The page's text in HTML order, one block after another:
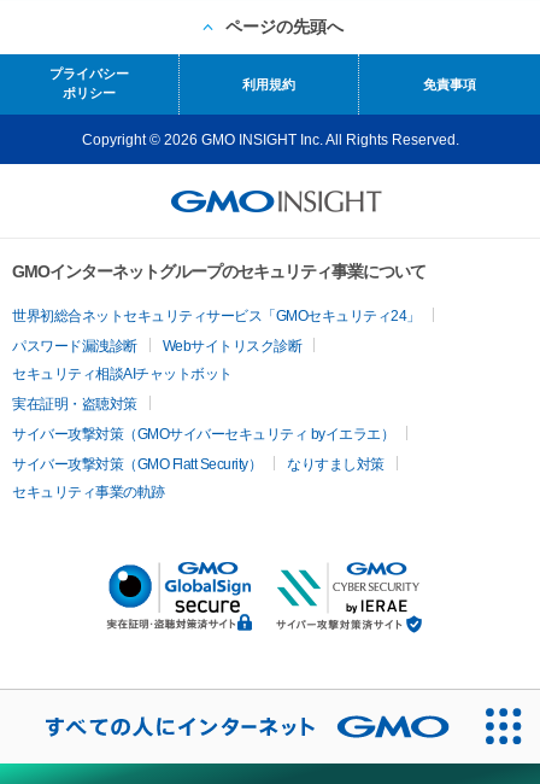
ページの先頭へ
プライバシー
ポリシー
利用規約 免責事項
Copyright © 2026 GMO INSIGHT Inc. All Rights Reserved.
GMOインターネットグループのセキュリティ事業について
世界初総合ネットセキュリティサービス「GMOセキュリティ24」
パスワード漏洩診断
Webサイトリスク診断
セキュリティ相談AIチャットボット
実在証明・盗聴対策
サイバー攻撃対策（GMOサイバーセキュリティ byイエラエ）
サイバー攻撃対策（GMO Flatt Security）
なりすまし対策
セキュリティ事業の軌跡